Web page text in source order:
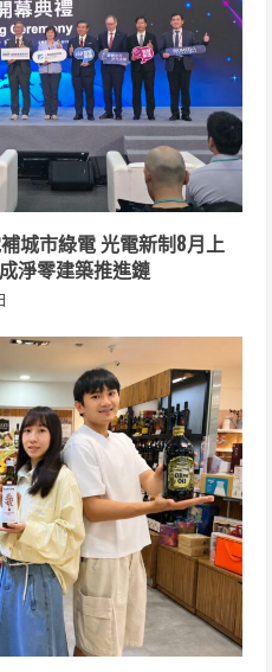
城市綠電 光電新制8月上
淨零建築推進鏈